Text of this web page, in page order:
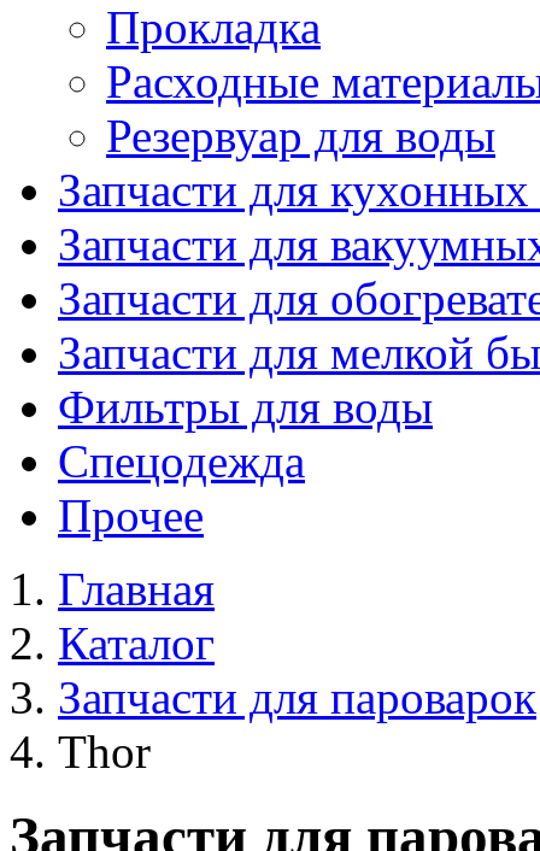
Прокладка
Расходные
Резервуар для воды
Запчасти для
Запчасти для
Запчасти для
Запчасти для мелкой
Фильтры для воды
Спецодежда
Прочее
Главная
Каталог
Запчасти для пароварок
Thor
Запчасти для